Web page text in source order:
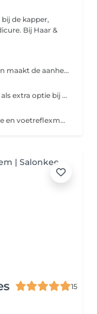
de kapper,
Bij Haar &
Stimuleert het lymfestelsel rond de kaak en maakt de aanhechtingspunten langs de kaak los. Vormt en modelleert het gezicht, vermindert lijntjes en rimpels rondom de kaaklijn.
Scrub, hand mask glove. Alleen te boeken als extra optie bij een manicure of nagelbehandeling.
Voetwassing, teennagels knippen, gellaque en voetreflexmassage
15